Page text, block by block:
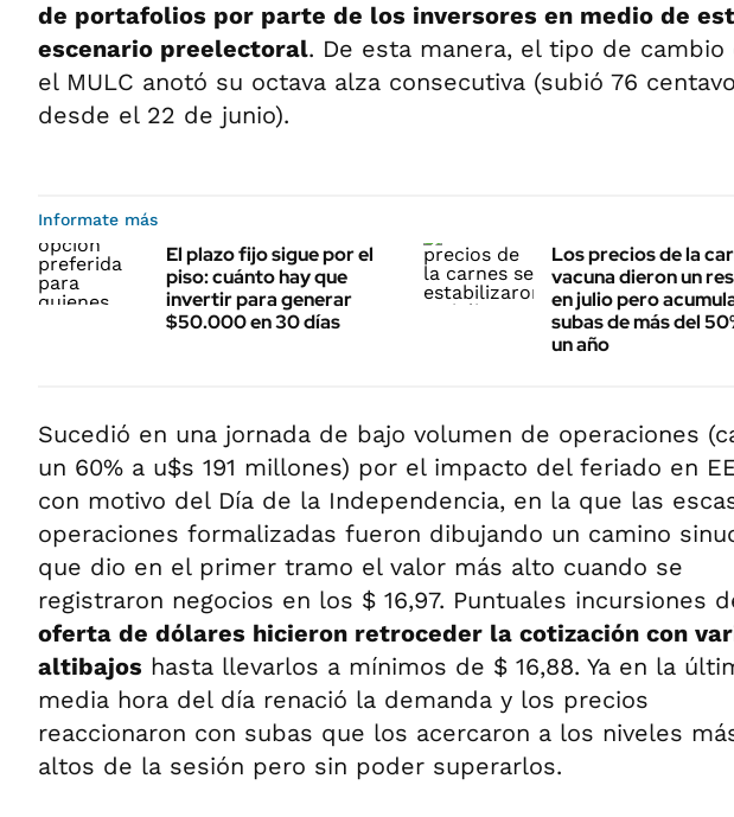
de portafolios por parte de los inversores en medio de
escenario preelectoral. De esta manera, el tipo de cambio
el MULC anotó su octava alza consecutiva (subió 76
desde el 22 de junio).
Informate más
El plazo fijo sigue por el
piso: cuánto hay que
invertir para generar
$50.000 en 30 días
Los precios de la
vacuna dieron un
en julio pero
subas de más del
un año
Sucedió en una jornada de bajo volumen de operaciones
un 60% a u$s 191 millones) por el impacto del feriado en
con motivo del Día de la Independencia, en la que las
operaciones formalizadas fueron dibujando un camino
que dio en el primer tramo el valor más alto cuando se
registraron negocios en los $ 16,97. Puntuales incursiones
oferta de dólares hicieron retroceder la cotización con
altibajos hasta llevarlos a mínimos de $ 16,88. Ya en la
media hora del día renació la demanda y los precios
reaccionaron con subas que los acercaron a los niveles
altos de la sesión pero sin poder superarlos.